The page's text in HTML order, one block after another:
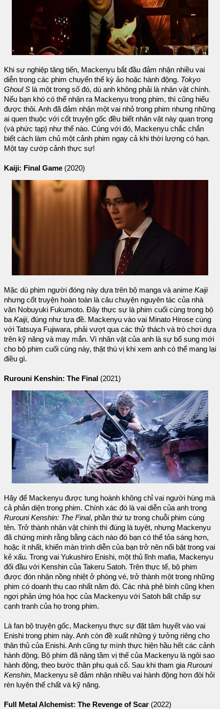
Khi sự nghiệp tăng tiến, Mackenyu bắt đầu đảm nhận nhiều vai
diễn trong các phim chuyển thể kỳ ảo hoặc hành động. Tokyo
Ghoul S là một trong số đó, dù anh không phải là nhân vật chính.
Nếu bạn khó có thể nhận ra Mackenyu trong phim, thì cũng hiểu
được thôi. Anh đã đảm nhận một vai nhỏ trong phim nhưng những
ai quen thuộc với cốt truyện gốc đều biết nhân vật này quan trọng
(và phức tạp) như thế nào. Cùng với đó, Mackenyu chắc chắn
biết cách làm chủ một cảnh phim ngay cả khi thời lượng có hạn.
Một tay cướp cảnh thực sự!
Kaiji: Final Game (2020)
Mặc dù phim người đóng này dựa trên bộ manga và anime Kaiji
nhưng cốt truyện hoàn toàn là câu chuyện nguyên tác của nhà
văn Nobuyuki Fukumoto. Đây thực sự là phim cuối cùng trong bộ
ba Kaiji, đúng như tựa đề. Mackenyu vào vai Minato Hirose cùng
với Tatsuya Fujiwara, phải vượt qua các thử thách và trò chơi dựa
trên kỹ năng và may mắn. Vì nhân vật của anh là sự bổ sung mới
cho bộ phim cuối cùng này, thật thú vị khi xem anh có thể mang lại
điều gì.
Rurouni Kenshin: The Final (2021)
Hãy để Mackenyu được tung hoành không chỉ vai người hùng mà
cả phản diện trong phim. Chính xác đó là vai diễn của anh trong
Rurouni Kenshin: The Final, phần thứ tư trong chuỗi phim cùng
tên. Trở thành nhân vật chính thì đúng là tuyệt, nhưng Mackenyu
đã chứng minh rằng bằng cách nào đó bạn có thể tỏa sáng hơn,
hoặc ít nhất, khiến màn trình diễn của bạn trở nên nổi bật trong vai
kẻ xấu. Trong vai Yukushiro Enishi, một thủ lĩnh mafia, Mackenyu
đối đầu với Kenshin của Takeru Satoh. Trên thực tế, bộ phim
được đón nhận nồng nhiệt ở phòng vé, trở thành một trong những
phim có doanh thu cao nhất năm đó. Các nhà phê bình cũng khen
ngợi phản ứng hóa học của Mackenyu với Satoh bất chấp sự
cạnh tranh của họ trong phim.
Là fan bộ truyện gốc, Mackenyu thực sự đặt tâm huyết vào vai
Enishi trong phim này. Anh còn đề xuất những ý tưởng riêng cho
thân thủ của Enishi. Anh cũng tự mình thực hiện hầu hết các cảnh
hành động. Bộ phim đã nâng tầm vị thế của Mackenyu là ngôi sao
hành động, theo bước thân phụ quá cố. Sau khi tham gia Rurouni
Kenshin, Mackenyu sẽ đảm nhận nhiều vai hành động hơn đòi hỏi
rèn luyện thể chất và kỹ năng.
Full Metal Alchemist: The Revenge of Scar (2022)